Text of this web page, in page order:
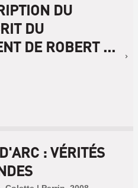
DU
DU
DE ROBERT ...
: VÉRITÉS